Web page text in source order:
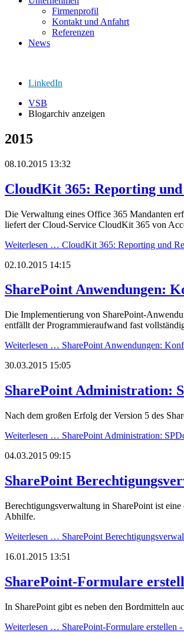
Firmenprofil
Kontakt und Anfahrt
Referenzen
News
LinkedIn
VSB
Blogarchiv anzeigen
2015
08.10.2015 13:32
CloudKit 365: Reporting
Die Verwaltung eines Office 365 Mandanten
liefert der Cloud-Service CloudKit 365 von
Weiterlesen … CloudKit 365: Reporting und
02.10.2015 14:15
SharePoint Anwendungen:
Die Implementierung von SharePoint-
entfällt der Programmieraufwand fast
Weiterlesen … SharePoint Anwendungen:
30.03.2015 15:05
SharePoint Administration:
Nach dem großen Erfolg der Version 5 des
Weiterlesen … SharePoint Administration:
04.03.2015 09:15
SharePoint
Berechtigungsverwaltung in SharePoint ist
Abhilfe.
Weiterlesen … SharePoint
16.01.2015 13:51
SharePoint-Formulare
In SharePoint gibt es neben den Bordmitteln
Weiterlesen … SharePoint-Formulare erstellen